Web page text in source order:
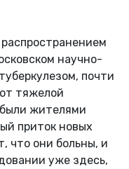
научно-
почти
тяжелой
жителями
приток новых
что они больны, и
уже здесь,